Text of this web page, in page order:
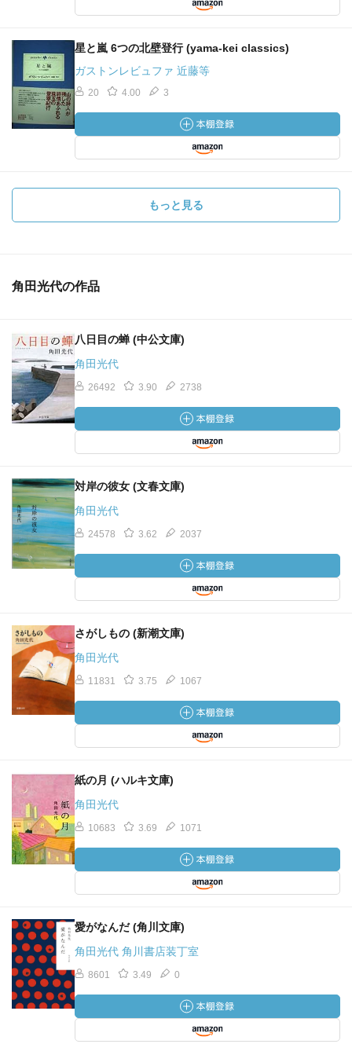
星と嵐 6つの北壁登行 (yama‐kei classics)
ガストンレビュファ 近藤等
20 4.00 3
もっと見る
角田光代の作品
八日目の蝉 (中公文庫)
角田光代
26492 3.90 2738
対岸の彼女 (文春文庫)
角田光代
24578 3.62 2037
さがしもの (新潮文庫)
角田光代
11831 3.75 1067
紙の月 (ハルキ文庫)
角田光代
10683 3.69 1071
愛がなんだ (角川文庫)
角田光代 角川書店装丁室
8601 3.49 0